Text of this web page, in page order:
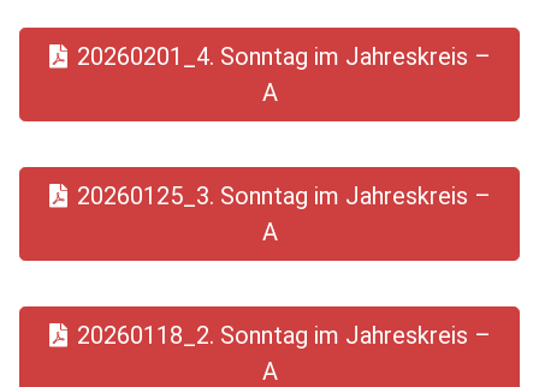
20260201_4. Sonntag im Jahreskreis –
A
20260125_3. Sonntag im Jahreskreis –
A
20260118_2. Sonntag im Jahreskreis –
A